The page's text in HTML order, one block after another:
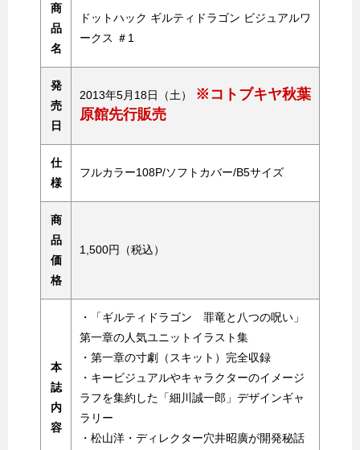
商
品
名
ドットハック ギルティドラゴン ビジュアルワ
ークス ＃1
発
売
日
2013年5月18日（土）
※コトブキヤ秋葉
原館先行販売
仕
様
フルカラー108P/ソフトカバー/B5サイズ
商
品
価
格
1,500円（税込）
本
誌
内
容
・「ギルティドラゴン 罪竜と八つの呪い」
第一章の人気ユニットイラスト集
・第一章の寸劇（スキット）完全収録
・キービジュアルやキャラクターのイメージ
ラフを集約した「細川誠一郎」デザインギャ
ラリー
・松山洋・ディレクター穴井昭廣が開発秘話